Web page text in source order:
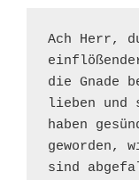
Ach Herr,
die Gnade
lieben und
haben
geworden,
sind